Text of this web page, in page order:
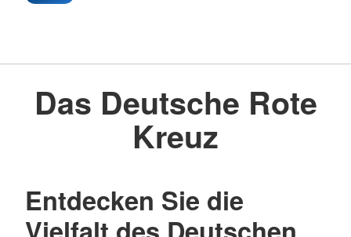
Das Deutsche Rote
Kreuz
Entdecken Sie die